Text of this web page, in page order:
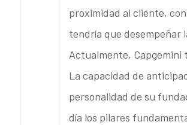
proximidad al cliente,
tendría que desempeñar
Actualmente, Capgemini
La capacidad de
personalidad de su
día los pilares